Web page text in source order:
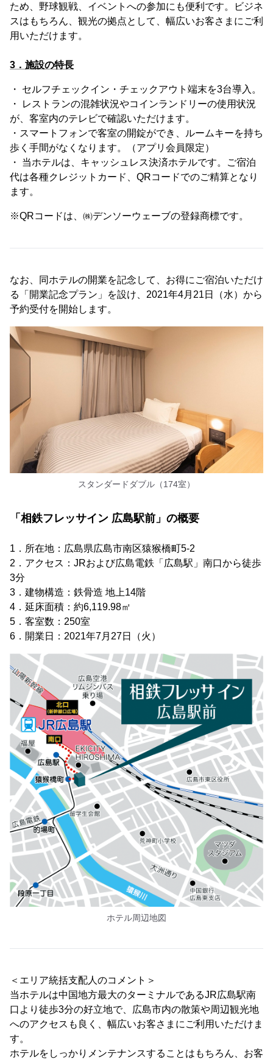
ため、野球観戦、イベントへの参加にも便利です。ビジネ
スはもちろん、観光の拠点として、幅広いお客さまにご利
用いただけます。
3．施設の特長
・ セルフチェックイン・チェックアウト端末を3台導入。
・ レストランの混雑状況やコインランドリーの使用状況
が、客室内のテレビで確認いただけます。
・スマートフォンで客室の開錠ができ、ルームキーを持ち
歩く手間がなくなります。（アプリ会員限定）
・ 当ホテルは、キャッシュレス決済ホテルです。ご宿泊
代は各種クレジットカード、QRコードでのご精算となり
ます。
※QRコードは、㈱デンソーウェーブの登録商標です。
なお、同ホテルの開業を記念して、お得にご宿泊いただけ
る「開業記念プラン」を設け、2021年4月21日（水）から
予約受付を開始します。
スタンダードダブル（174室）
「相鉄フレッサイン 広島駅前」の概要
1．所在地：広島県広島市南区猿猴橋町5-2
2．アクセス：JRおよび広島電鉄「広島駅」南口から徒歩
3分
3．建物構造：鉄骨造 地上14階
4．延床面積：約6,119.98㎡
5．客室数：250室
6．開業日：2021年7月27日（火）
ホテル周辺地図
＜エリア統括支配人のコメント＞
当ホテルは中国地方最大のターミナルであるJR広島駅南
口より徒歩3分の好立地で、広島市内の散策や周辺観光地
へのアクセスも良く、幅広いお客さまにご利用いただけま
す。
ホテルをしっかりメンテナンスすることはもちろん、お客